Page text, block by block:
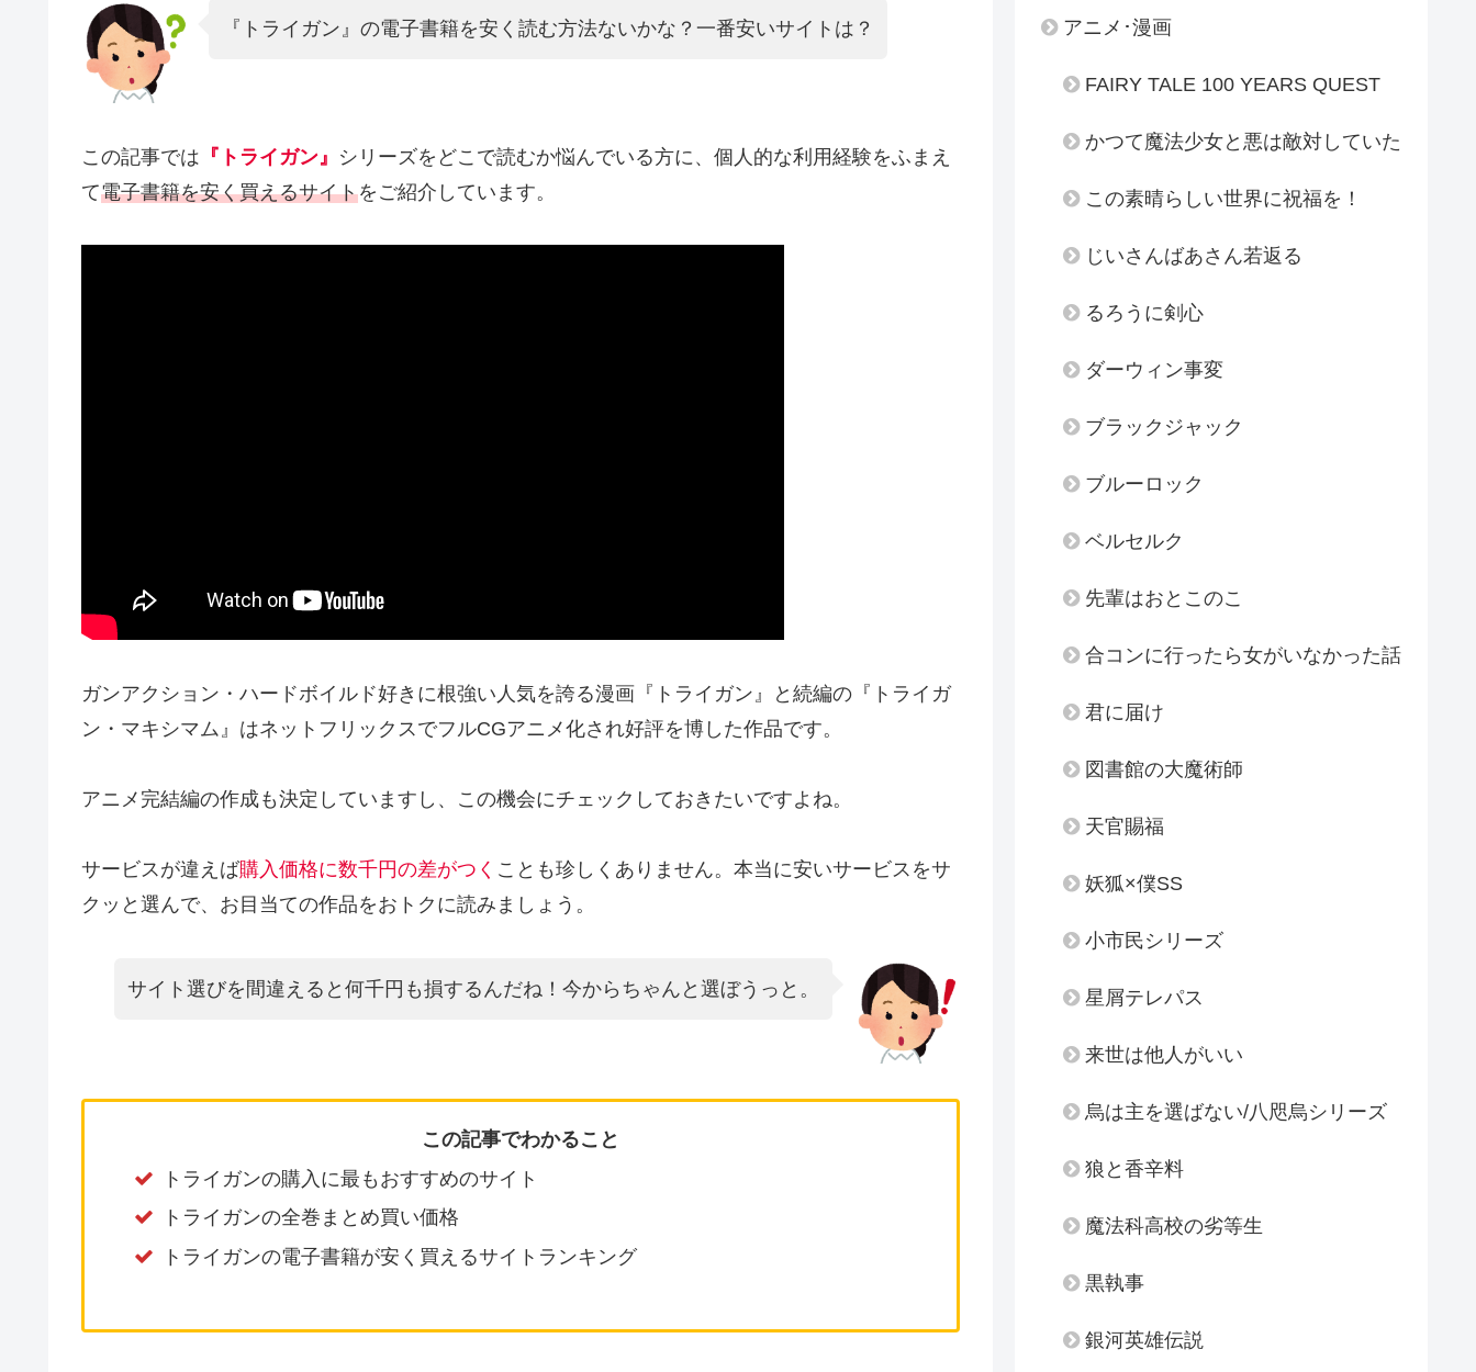
『トライガン』の電子書籍を安く読む方法ないかな？一番安いサイトは？
この記事では 『トライガン』 シリーズをどこで読むか悩んでいる方に、個人的な利用経験をふまえ
て電子書籍を安く買えるサイトをご紹介しています。
ガンアクション・ハードボイルド好きに根強い人気を誇る漫画『トライガン』と続編の『トライガ
ン・マキシマム』はネットフリックスでフルCGアニメ化され好評を博した作品です。
アニメ完結編の作成も決定していますし、この機会にチェックしておきたいですよね。
サービスが違えば購入価格に数千円の差がつく ことも珍しくありません。本当に安いサービスをサ
クッと選んで、お目当ての作品をおトクに読みましょう。
サイト選びを間違えると何千円も損するんだね！今からちゃんと選ぼうっと。
この記事でわかること
トライガンの購入に最もおすすめのサイト
トライガンの全巻まとめ買い価格
トライガンの電子書籍が安く買えるサイトランキング
アニメ･漫画
FAIRY TALE 100 YEARS QUEST
かつて魔法少女と悪は敵対していた
この素晴らしい世界に祝福を！
じいさんばあさん若返る
るろうに剣心
ダーウィン事変
ブラックジャック
ブルーロック
ベルセルク
先輩はおとこのこ
合コンに行ったら女がいなかった話
君に届け
図書館の大魔術師
天官賜福
妖狐×僕SS
小市民シリーズ
星屑テレパス
来世は他人がいい
烏は主を選ばない/八咫烏シリーズ
狼と香辛料
魔法科高校の劣等生
黒執事
銀河英雄伝説